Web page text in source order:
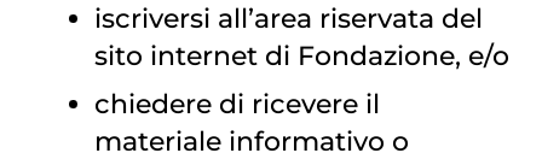
iscriversi all’area riservata del
sito internet di Fondazione, e/o
chiedere di ricevere il
materiale informativo o